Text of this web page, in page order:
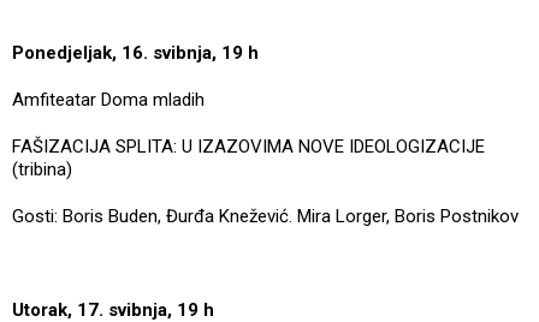
Ponedjeljak, 16. svibnja, 19 h
Amfiteatar Doma mladih
FAŠIZACIJA SPLITA: U IZAZOVIMA NOVE IDEOLOGIZACIJE
(tribina)
Gosti: Boris Buden, Đurđa Knežević. Mira Lorger, Boris Postnikov
Utorak, 17. svibnja, 19 h